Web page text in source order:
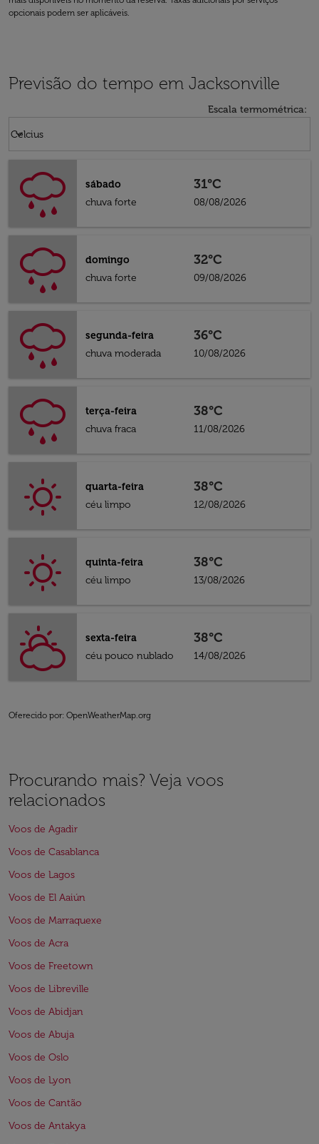
opcionais podem ser aplicáveis.
Previsão do tempo em Jacksonville
Escala termométrica:
Celcius
keyboard_arrow_down
sábado
chuva forte
31°C
08/08/2026
domingo
chuva forte
32°C
09/08/2026
segunda-feira
chuva moderada
36°C
10/08/2026
terça-feira
chuva fraca
38°C
11/08/2026
quarta-feira
céu limpo
38°C
12/08/2026
quinta-feira
céu limpo
38°C
13/08/2026
sexta-feira
céu pouco nublado
38°C
14/08/2026
Oferecido por: OpenWeatherMap.org
Procurando mais? Veja voos
relacionados
Voos de Agadir
Voos de Casablanca
Voos de Lagos
Voos de El Aaiún
Voos de Marraquexe
Voos de Acra
Voos de Freetown
Voos de Libreville
Voos de Abidjan
Voos de Abuja
Voos de Oslo
Voos de Lyon
Voos de Cantão
Voos de Antakya